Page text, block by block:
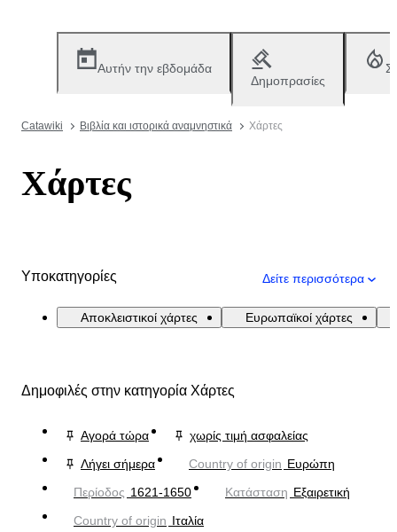
Αυτήν την εβδομάδα
Δημοπρασίες
Catawiki Βιβλία και ιστορικά αναμνηστικά Χάρτες
Χάρτες
Υποκατηγορίες Δείτε περισσότερα
Αποκλειστικοί χάρτες Ευρωπαϊκοί χάρτες
Δημοφιλές στην κατηγορία Χάρτες
Αγορά τώρα
χωρίς τιμή ασφαλείας
Λήγει σήμερα
Country of origin Ευρώπη
Περίοδος 1621-1650 Κατάσταση Εξαιρετική
Country of origin Ιταλία